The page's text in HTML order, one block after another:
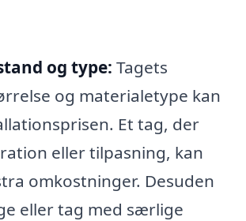
og type: Tagets
og materialetype kan
Et tag, der
eller tilpasning, kan
omkostninger. Desuden
eller tag med særlige